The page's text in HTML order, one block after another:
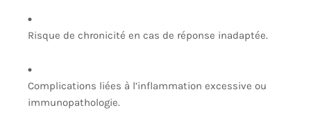
Risque de chronicité en cas de réponse inadaptée.
Complications liées à l’inflammation excessive ou
immunopathologie.